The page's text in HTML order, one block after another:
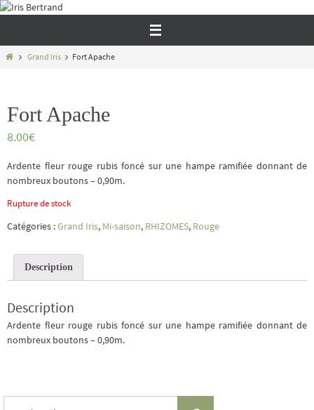
Passer
contenuHomeGrand Iris Fort Apache
Fort Apache
8.00€
Ardente fleur rouge rubis foncé sur une hampe ramifiée donnant de
nombreux boutons – 0,90m.
Rupture de stock
Catégories :Grand Iris, Mi-saison, RHIZOMES, Rouge
Description
Description
Ardente fleur rouge rubis foncé sur une hampe ramifiée donnant de
nombreux boutons – 0,90m.